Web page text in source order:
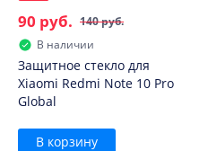
140 руб.
90 руб.
В наличии
Защитное стекло для
Xiaomi Redmi Note 10 Pro
Global
В корзину